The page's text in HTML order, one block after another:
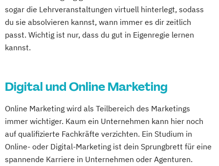
Würzburg Fürth Wolfsburg
Bremen
Erlenbach Euskirchen Frechen
Griesheim Hamburg Kornwestheim
sogar die Lehrveranstaltungen virtuell hinterlegt, sodass
du sie absolvieren kannst, wann immer es dir zeitlich
passt. Wichtig ist nur, dass du gut in Eigenregie lernen
kannst.
Digital und Online Marketing
Online Marketing wird als Teilbereich des Marketings
immer wichtiger. Kaum ein Unternehmen kann hier noch
auf qualifizierte Fachkräfte verzichten. Ein Studium in
Online- oder Digital-Marketing ist dein Sprungbrett für eine
spannende Karriere in Unternehmen oder Agenturen.